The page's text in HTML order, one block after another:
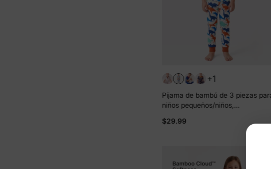
+1
Pijama de bambú de 3 piezas
niños pequeños/niños,
para las 4 estaciones (ajuste
$29.99